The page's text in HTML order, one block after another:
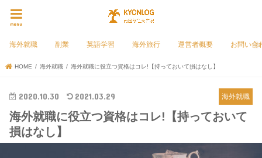
menu
海外就職 副業 英語学習 海外旅行 運営者概要 お問い合
HOME 海外就職 海外就職に役立つ資格はコレ!【持っておいて損はなし】
海外就職
2020.10.30 2021.03.29
海外就職に役立つ資格はコレ!【持っておいて
損はなし】